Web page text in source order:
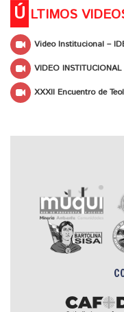
Ú LTIMOS
Video Institucional –
VIDEO INSTITUCIONAL
XXXII Encuentro de